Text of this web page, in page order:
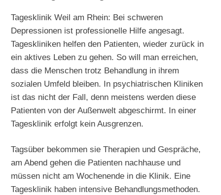
Tagesklinik Weil am Rhein: Bei schweren
Depressionen ist professionelle Hilfe angesagt.
Tageskliniken helfen den Patienten, wieder zurück in
ein aktives Leben zu gehen. So will man erreichen,
dass die Menschen trotz Behandlung in ihrem
sozialen Umfeld bleiben. In psychiatrischen Kliniken
ist das nicht der Fall, denn meistens werden diese
Patienten von der Außenwelt abgeschirmt. In einer
Tagesklinik erfolgt kein Ausgrenzen.
Tagsüber bekommen sie Therapien und Gespräche,
am Abend gehen die Patienten nachhause und
müssen nicht am Wochenende in die Klinik. Eine
Tagesklinik haben intensive Behandlungsmethoden.